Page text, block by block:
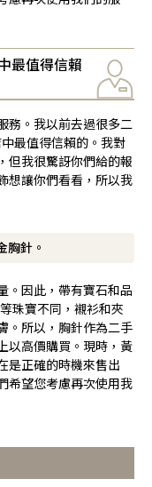
最值得信賴
務。我以前去過很多二
最值得信賴的。我對
但我很驚訝你們給的報
想讓你們看看，所以我
胸針。
。因此，帶有寶石和品
珠寶不同，襯衫和夾
。所以，胸針作為二手
以高價購買。現時，黃
是正確的時機來售出
希望您考慮再次使用我